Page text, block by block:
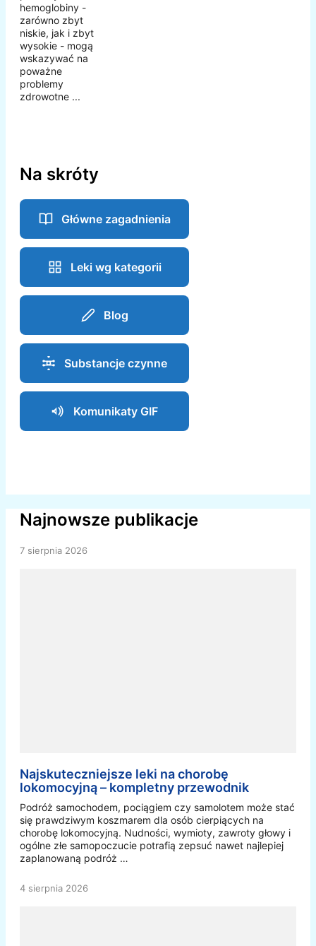
hemoglobiny -
zarówno zbyt
niskie, jak i zbyt
wysokie - mogą
wskazywać na
poważne
problemy
zdrowotne ...
Na skróty
Główne zagadnienia
Leki wg kategorii
Blog
Substancje czynne
Komunikaty GIF
Najnowsze publikacje
7 sierpnia 2026
Najskuteczniejsze leki na chorobę
lokomocyjną – kompletny przewodnik
Podróż samochodem, pociągiem czy samolotem może stać
się prawdziwym koszmarem dla osób cierpiących na
chorobę lokomocyjną. Nudności, wymioty, zawroty głowy i
ogólne złe samopoczucie potrafią zepsuć nawet najlepiej
zaplanowaną podróż …
4 sierpnia 2026